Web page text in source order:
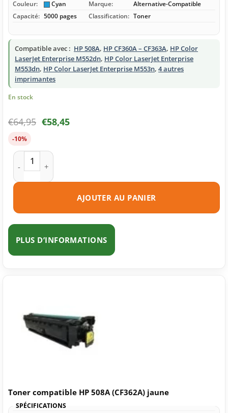
Couleur: Cyan Marque:
Alternative-Compatible
Capacité: 5000 pages Classification: Toner
Compatible avec : HP 508A, HP CF360A – CF363A, HP Color
LaserJet Enterprise M552dn, HP Color LaserJet Enterprise
M553dn, HP Color LaserJet Enterprise M553n, 4 autres
imprimantes
En stock
€64,95 €58,45
-10%
quantité de Toner compatible HP 508A (CF361A) cyan
AJOUTER AU PANIER
PLUS D’INFORMATIONS
Toner compatible HP 508A (CF362A) jaune
SPÉCIFICATIONS